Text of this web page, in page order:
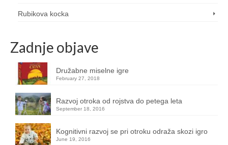
Rubikova kocka
Zadnje objave
Družabne miselne igre
February 27, 2018
Razvoj otroka od rojstva do petega leta
September 18, 2016
Kognitivni razvoj se pri otroku odraža skozi igro
June 19, 2016